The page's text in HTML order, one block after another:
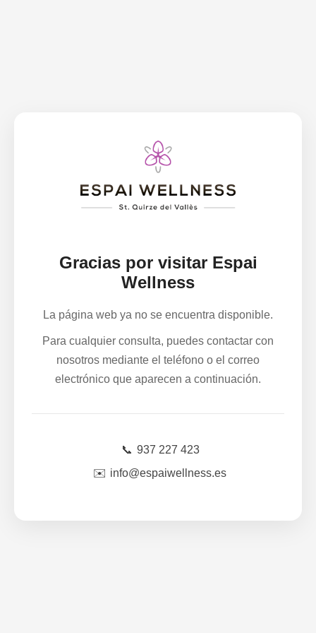
Gracias por visitar Espai
Wellness
La página web ya no se encuentra disponible.
Para cualquier consulta, puedes contactar con
nosotros mediante el teléfono o el correo
electrónico que aparecen a continuación.
📞 937 227 423
✉️ info@espaiwellness.es